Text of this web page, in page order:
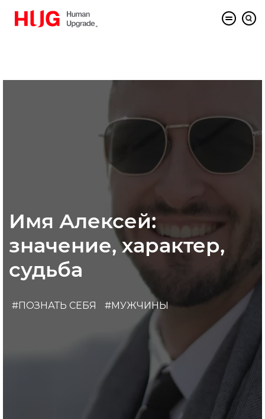
Имя Алексей:
значение, характер,
судьба
#ПОЗНАТЬ СЕБЯ #МУЖЧИНЫ